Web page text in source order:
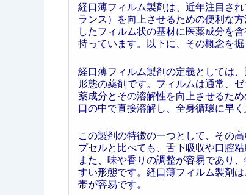
経口薄フィルム製剤は、近年注目さ
ランス）を向上させるための便利な
したフィルム状の基材に医薬成分を
持っています。以下に、その概念を掘
経口薄フィルム製剤の定義としては
形態の薬剤です。フィルムは通常、
薬成分とその溶解性を向上させるた
口の中で直接溶解し、全身循環に早
この製剤の特徴の一つとして、その
プセルと比べても、舌下吸収や口腔
また、味や香りの調整が容易であり
すい形態です。経口薄フィルム製剤
帯が容易です。